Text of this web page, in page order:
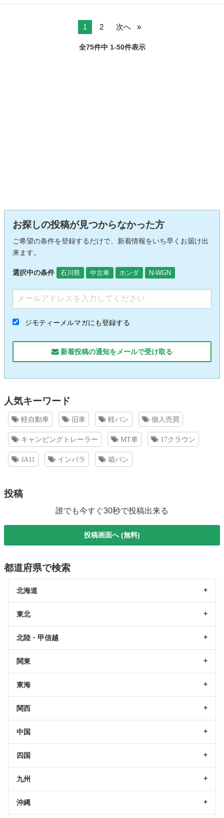
名： ホンダ ■ 車種名： Ｎ－ＷＧＮカスタム ■ グレード名：
1 2 次へ
全75件中 1-50件表示
お探しの投稿が見つからなかった方
ご希望の条件を登録するだけで、新着情報をいち早くお届け出
来ます。
選択中の条件 石川県 中古車 ホンダ N-WGN
ジモティーメルマガにも登録する
新着投稿の通知をメールで受け取る
人気キーワード
軽自動車 旧車 軽バン 個人売買
キャンピングトレーラー MT車 17クラウン
JA11 インパラ 箱バン
投稿
誰でも今すぐ30秒で投稿出来る
投稿画面へ (無料)
都道府県で検索
北海道
東北
北陸・甲信越
関東
東海
関西
中国
四国
九州
沖縄